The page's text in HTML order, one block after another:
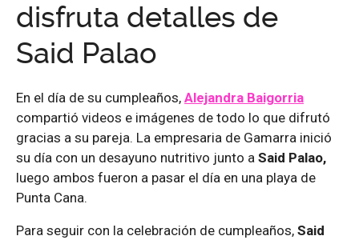
disfruta detalles de
Said Palao
En el día de su cumpleaños, Alejandra Baigorria
compartió videos e imágenes de todo lo que difrutó
gracias a su pareja. La empresaria de Gamarra inició
su día con un desayuno nutritivo junto a Said Palao,
luego ambos fueron a pasar el día en una playa de
Punta Cana.
Para seguir con la celebración de cumpleaños, Said